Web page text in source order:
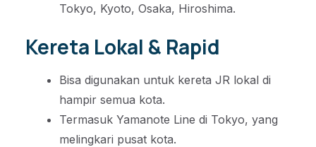
Tokyo, Kyoto, Osaka, Hiroshima.
Kereta Lokal & Rapid
Bisa digunakan untuk kereta JR lokal di
hampir semua kota.
Termasuk Yamanote Line di Tokyo, yang
melingkari pusat kota.